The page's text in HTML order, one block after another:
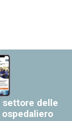
delle